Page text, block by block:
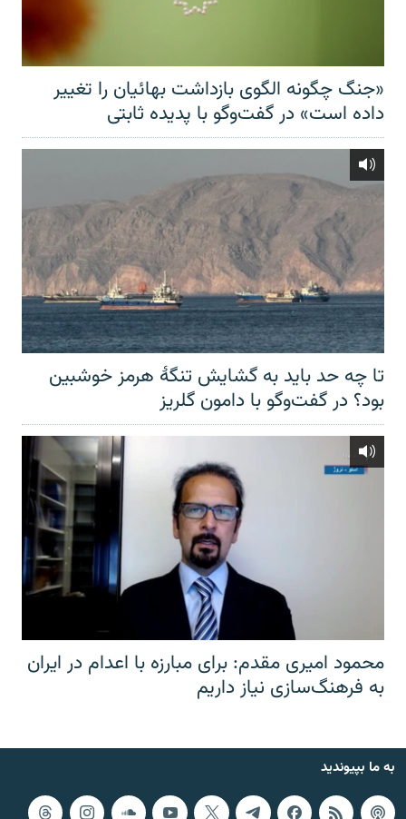
«جنگ چگونه الگوی بازداشت بهائیان را تغییر
داده است» در گفت‌وگو با پدیده ثابتی
تا چه حد باید به گشایش تنگهٔ هرمز خوشبین
بود؟ در گفت‌وگو با دامون گلریز
محمود امیری مقدم: برای مبارزه با اعدام در ایران
به فرهنگ‌سازی نیاز داریم
به ما بپیوندید